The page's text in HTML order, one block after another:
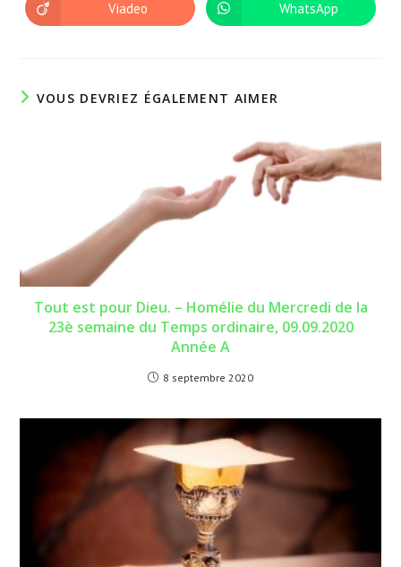
autre
fenêtre
autre
fenêtre
Ouvrir
dans
Viadeo Ouvrir
dans
WhatsApp
VOUS DEVRIEZ ÉGALEMENT AIMER
Tout est pour Dieu. – Homélie du Mercredi de la
23è semaine du Temps ordinaire, 09.09.2020
Année A
8 septembre 2020